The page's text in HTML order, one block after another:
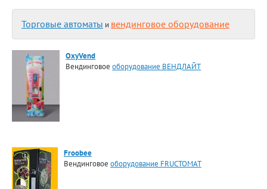
Торговые автоматы и вендинговое оборудование
OxyVend
Вендинговоеоборудование ВЕНДЛАЙТ
Froobee
Вендинговое оборудование FRUCTOMAT